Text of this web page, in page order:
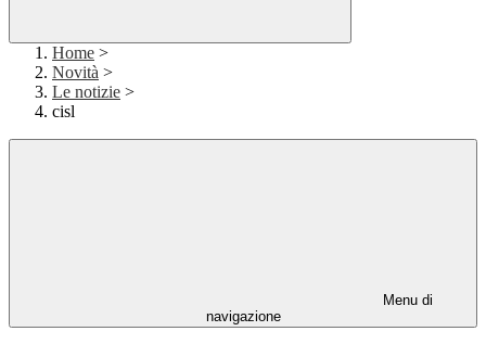
Home >
Novità >
Le notizie >
cisl
Menu di
navigazione